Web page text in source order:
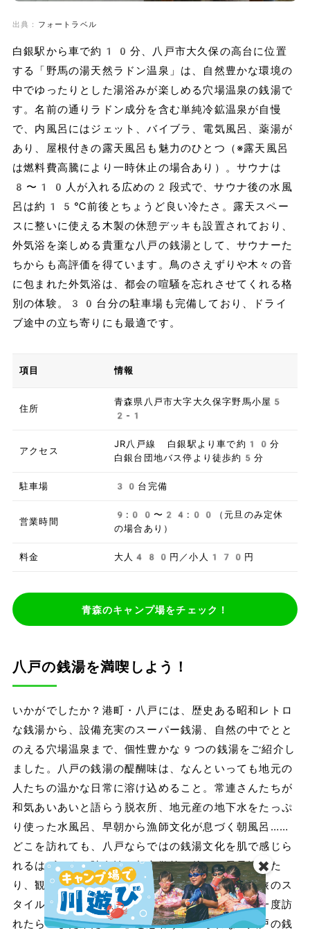
出典： フォートラベル
白銀駅から車で約10分、八戸市大久保の高台に位置
する「野馬の湯天然ラドン温泉」は、自然豊かな環境の
中でゆったりとした湯浴みが楽しめる穴場温泉の銭湯で
す。名前の通りラドン成分を含む単純冷鉱温泉が自慢
で、内風呂にはジェット、バイブラ、電気風呂、薬湯が
あり、屋根付きの露天風呂も魅力のひとつ（※露天風呂
は燃料費高騰により一時休止の場合あり）。サウナは
8〜10人が入れる広めの2段式で、サウナ後の水風
呂は約15℃前後とちょうど良い冷たさ。露天スペー
スに整いに使える木製の休憩デッキも設置されており、
外気浴を楽しめる貴重な八戸の銭湯として、サウナーた
ちからも高評価を得ています。鳥のさえずりや木々の音
に包まれた外気浴は、都会の喧騒を忘れさせてくれる格
別の体験。30台分の駐車場も完備しており、ドライ
ブ途中の立ち寄りにも最適です。
項目 情報
住所
青森県八戸市大字大久保字野馬小屋5
2-1
アクセス
JR八戸線 白銀駅より車で約10分
白銀台団地バス停より徒歩約5分
駐車場 30台完備
営業時間
9:00〜24:00（元旦のみ定休
の場合あり）
料金 大人480円／小人170円
青森のキャンプ場をチェック！
八戸の銭湯を満喫しよう！
いかがでしたか？港町・八戸には、歴史ある昭和レトロ
な銭湯から、設備充実のスーパー銭湯、自然の中でとと
のえる穴場温泉まで、個性豊かな9つの銭湯をご紹介し
ました。八戸の銭湯の醍醐味は、なんといっても地元の
人たちの温かな日常に溶け込めること。常連さんたちが
和気あいあいと語らう脱衣所、地元産の地下水をたっぷ
り使った水風呂、早朝から漁師文化が息づく朝風呂……
どこを訪れても、八戸ならではの銭湯文化を肌で感じら
れるはずです。陸奥湊の朝市散策の後に一風呂浴びた
り、観光の疲れを夜の銭湯でゆっくり癒したり、旅のス
タイルに合わせた楽しみ方がたくさんあります。一度訪
れたら「また来たい！」と思わずにいられない八戸の銭
✖️